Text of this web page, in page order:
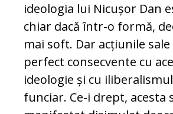
ideologia lui Nicușor Dan
chiar dacă într-o formă,
mai soft. Dar acțiunile
perfect consecvente cu
ideologie și cu
funciar. Ce-i drept, acesta